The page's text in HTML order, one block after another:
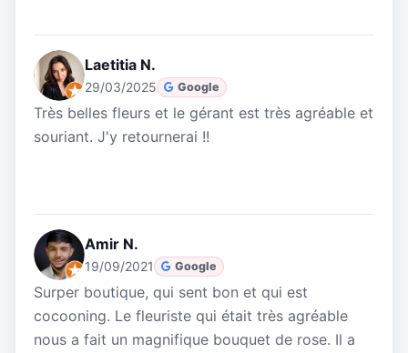
Laetitia N.
29/03/2025 Google
Très belles fleurs et le gérant est très agréable et
souriant. J'y retournerai !!
Amir N.
19/09/2021 Google
Surper boutique, qui sent bon et qui est
cocooning. Le fleuriste qui était très agréable
nous a fait un magnifique bouquet de rose. Il a